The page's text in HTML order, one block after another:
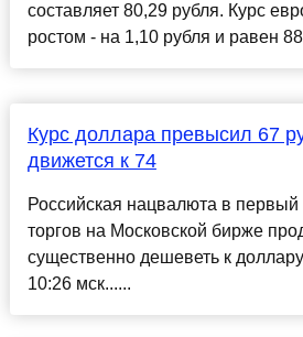
составляет 80,29 рубля. Курс
ростом - на 1,10 рубля и равен
Курс доллара превысил 67
движется к 74
Российская нацвалюта в
торгов на Московской бирже
существенно дешеветь к
10:26 мск......